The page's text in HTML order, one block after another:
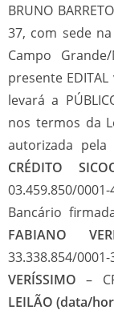
BRUNO
37, com sede
Campo Grande/
presente
levará a
nos termos da
autorizada pela
CRÉDITO
03.459.850/
Bancário
FABIANO
33.338.854/
VERÍSSIMO –
LEILÃO (data/